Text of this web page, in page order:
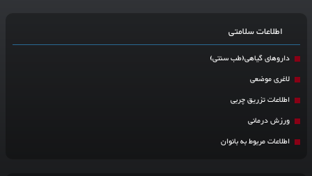
اطلاعات سلامتی
داروهای گیاهی(طب سنتی)
لاغری موضعی
اطلاعات تزریق چربی
ورزش درمانی
اطلاعات مربوط به بانوان